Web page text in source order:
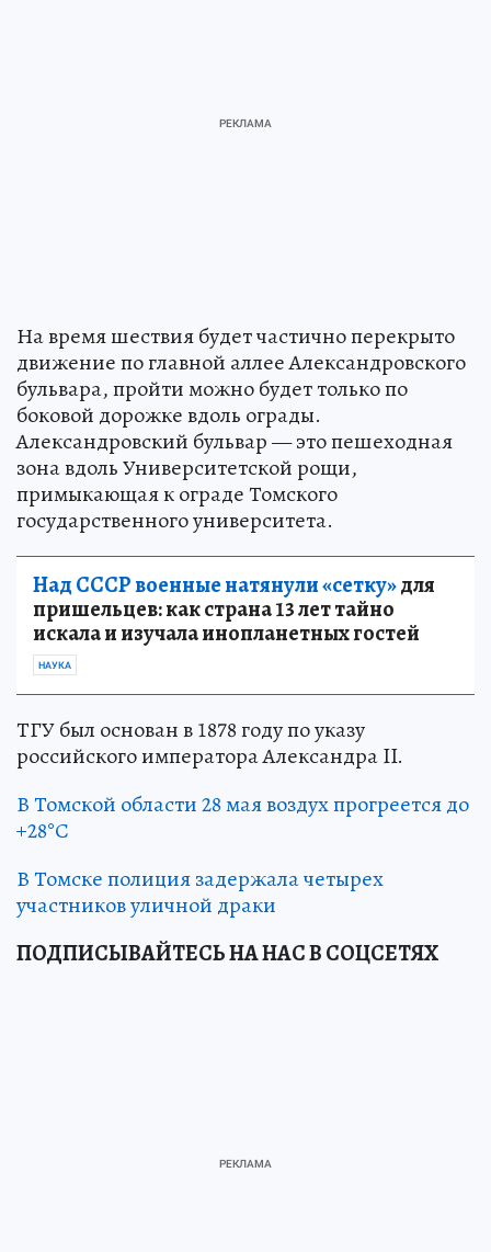
На время шествия будет частично перекрыто
движение по главной аллее Александровского
бульвара, пройти можно будет только по
боковой дорожке вдоль ограды.
Александровский бульвар — это пешеходная
зона вдоль Университетской рощи,
примыкающая к ограде Томского
государственного университета.
Над СССР военные натянули «сетку»для
пришельцев: как страна 13 лет тайно
искала и изучала инопланетных гостей
НАУКА
ТГУ был основан в 1878 году по указу
российского императора Александра II.
В Томской области 28 мая воздух прогреется до
+28°С
В Томске полиция задержала четырех
участников уличной драки
ПОДПИСЫВАЙТЕСЬ НА НАС В СОЦСЕТЯХ